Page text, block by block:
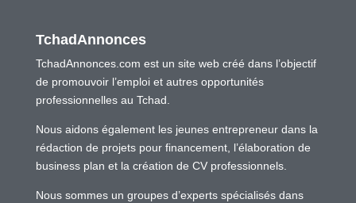
TchadAnnonces
TchadAnnonces.com est un site web créé dans l’objectif
de promouvoir l’emploi et autres opportunités
professionnelles au Tchad.
Nous aidons également les jeunes entrepreneur dans la
rédaction de projets pour financement, l’élaboration de
business plan et la création de CV professionnels.
Nous sommes un groupes d’experts spécialisés dans